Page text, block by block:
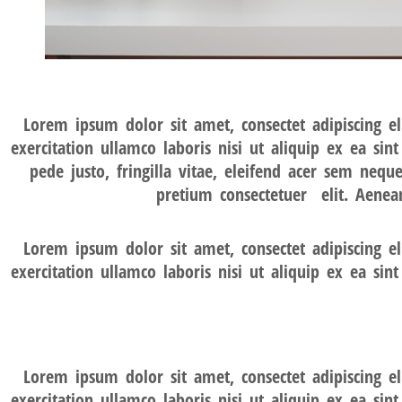
Lorem ipsum dolor sit amet, consectet
exercitation ullamco laboris nisi ut aliquip ex ea
pede justo, fringilla vitae, eleifend acer sem
pretium consectetuer elit.
Lorem ipsum dolor sit amet, consectet
exercitation ullamco laboris nisi ut aliquip ex ea
Lorem ipsum dolor sit amet, consectet